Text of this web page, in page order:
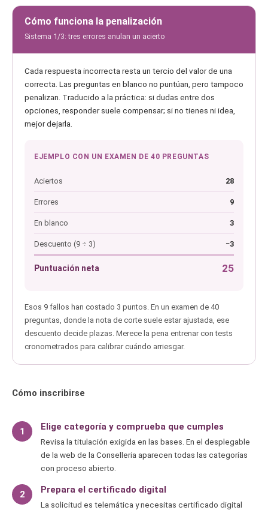
Cómo funciona la penalización
Sistema 1/3: tres errores anulan un acierto
Cada respuesta incorrecta resta un tercio del valor de una
correcta. Las preguntas en blanco no puntúan, pero tampoco
penalizan. Traducido a la práctica: si dudas entre dos
opciones, responder suele compensar; si no tienes ni idea,
mejor dejarla.
EJEMPLO CON UN EXAMEN DE 40 PREGUNTAS
Aciertos 28
Errores 9
En blanco 3
Descuento (9 ÷ 3) −3
Puntuación neta 25
Esos 9 fallos han costado 3 puntos. En un examen de 40
preguntas, donde la nota de corte suele estar ajustada, ese
descuento decide plazas. Merece la pena entrenar con tests
cronometrados para calibrar cuándo arriesgar.
Cómo inscribirse
1 Elige categoría y comprueba que cumples
Revisa la titulación exigida en las bases. En el desplegable
de la web de la Conselleria aparecen todas las categorías
con proceso abierto.
2 Prepara el certificado digital
La solicitud es telemática y necesitas certificado digital